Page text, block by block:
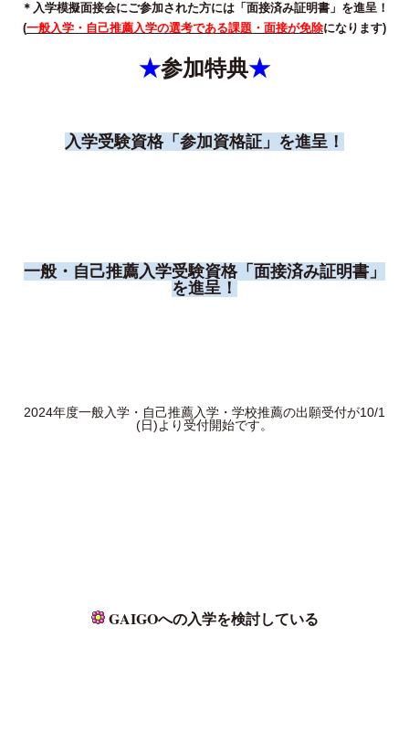
＊入学模擬面接会にご参加された方には「面接済み証明書」を進呈！
(一般入学・自己推薦入学の選考である課題・面接が免除になります)
★参加特典★
入学受験資格「参加資格証」を進呈！
一般・自己推薦入学受験資格「面接済み証明書」
を進呈！
2024年度一般入学・自己推薦入学・学校推薦の出願受付が10/1
(日)より受付開始です。
GAIGOへの入学を検討している